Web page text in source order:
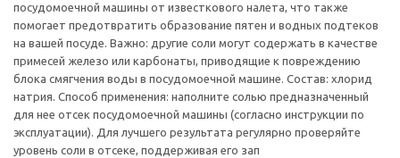
посудомоечной машины от известкового налета, что также
помогает предотвратить образование пятен и водных подтеков
на вашей посуде. Важно: другие соли могут содержать в качестве
примесей железо или карбонаты, приводящие к повреждению
блока смягчения воды в посудомоечной машине. Состав: хлорид
натрия. Способ применения: наполните солью предназначенный
для нее отсек посудомоечной машины (согласно инструкции по
эксплуатации). Для лучшего результата регулярно проверяйте
уровень соли в отсеке, поддерживая его зап